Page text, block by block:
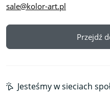
sale@kolor-art.pl
Przejdź
Jesteśmy w sieciach